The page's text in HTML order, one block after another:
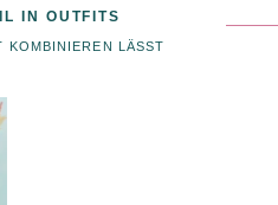
IN OUTFITS
KOMBINIEREN LÄSST